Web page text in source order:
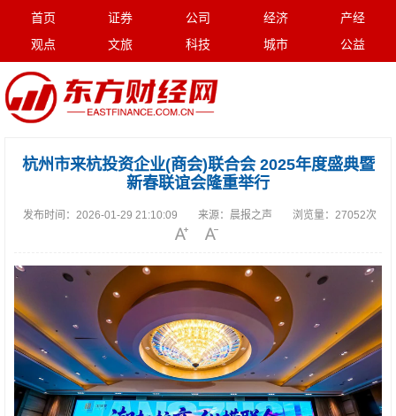
首页 证券 公司 经济
产经
观点
文旅 科技 城市 公益
杭州市来杭投资企业(商会)联合会 2025年度盛典暨
新春联谊会隆重举行
发布时间： 2026-01-29 21:10:09 来源： 晨报之声 浏览量： 27052次